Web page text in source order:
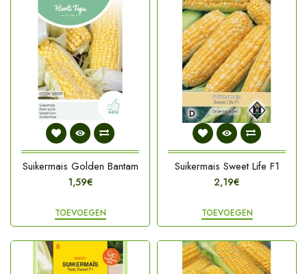
Suikermais Golden Bantam
1,59€
TOEVOEGEN
Suikermais Sweet Life F1
2,19€
TOEVOEGEN